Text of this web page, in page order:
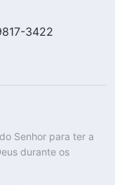
3422
Senhor para ter a
durante os